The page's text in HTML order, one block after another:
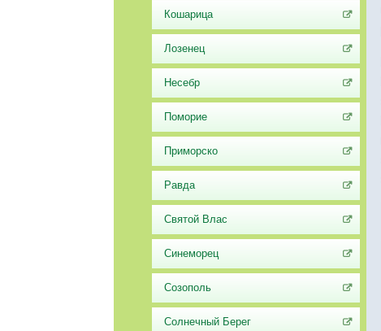
Кошарица
Лозенец
Несебр
Поморие
Приморско
Равда
Святой Влас
Синеморец
Созополь
Солнечный Берег